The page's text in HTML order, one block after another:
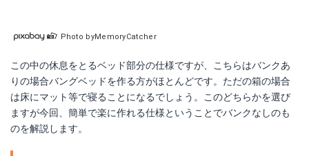
Photo byMemoryCatcher
この中の休息をとるベッド部分の仕様ですが、こちらはバンクあ
りの場合バングベッドを作る方がほとんどです。ただの箱の場合
は床にマット等で寝ることになるでしょう。このどちらかを選び
ますが今回、簡単で楽に作れる仕様ということでバンクなしのも
のを解説します。